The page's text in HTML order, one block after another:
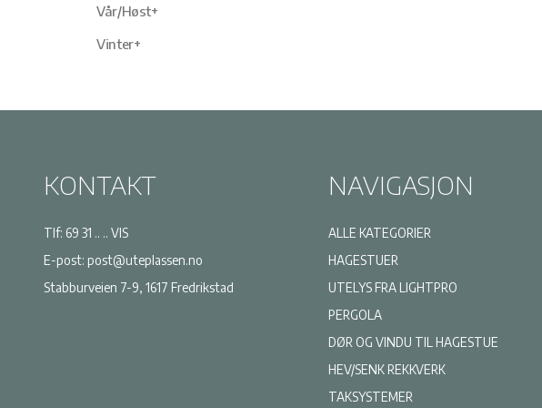
Vår/Høst+
Vinter+
KONTAKT
Tlf: 69 31 .. .. VIS
E-post: post@uteplassen.no
Stabburveien 7-9, 1617 Fredrikstad
NAVIGASJON
ALLE KATEGORIER
HAGESTUER
UTELYS FRA LIGHTPRO
PERGOLA
DØR OG VINDU TIL HAGESTUE
HEV/SENK REKKVERK
TAKSYSTEMER